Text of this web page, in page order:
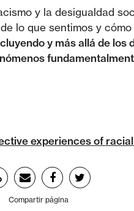
y la desigualdad
lo que sentimos y
y más allá de
experiences of
Compartir página